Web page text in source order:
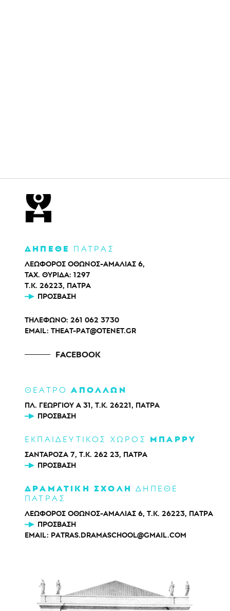
ΔΗΠΕΘΕ ΠΑΤΡΑΣ
ΛΕΩΦΟΡΟΣ ΟΘΩΝΟΣ-ΑΜΑΛΙΑΣ 6,
ΤΑΧ. ΘΥΡΙΔΑ: 1297
Τ.Κ. 26223, ΠΑΤΡΑ
ΠΡΌΣΒΑΣΗ
ΤΗΛΕΦΩΝΟ: 261 062 3730
EMAIL: THEAT-PAT@OTENET.GR
FACEBOOK
ΘΕΑΤΡΟΑΠΟΛΛΩΝ
ΠΛ. ΓΕΩΡΓΙΟΥ Α 31, Τ.Κ. 26221, ΠΑΤΡΑ
ΠΡΌΣΒΑΣΗ
ΕΚΠΑΙΔΕΥΤΙΚΟΣ ΧΩΡΟΣ ΜΠΑΡΡΥ
ΣΑΝΤΑΡΟΖΑ 7, Τ.Κ. 262 23, ΠΑΤΡΑ
ΠΡΌΣΒΑΣΗ
ΔΡΑΜΑΤΙΚΗ ΣΧΟΛΗ ΔΗΠΕΘΕ
ΠΑΤΡΑΣ
ΛΕΩΦΟΡΟΣ ΟΘΩΝΟΣ-ΑΜΑΛΙΑΣ 6, Τ.Κ. 26223, ΠΑΤΡΑ
ΠΡΌΣΒΑΣΗ
EMAIL: PATRAS.DRAMASCHOOL@GMAIL.COM